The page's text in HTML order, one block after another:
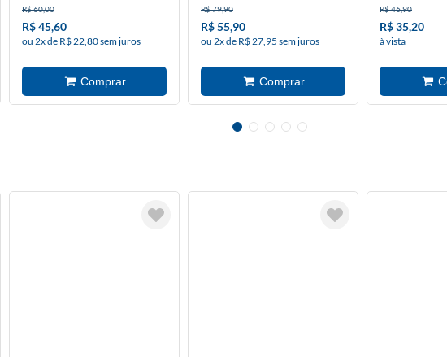
R$ 60,00
R$ 45,60
ou 2x de R$ 22,80 sem juros
R$ 79,90
R$ 55,90
ou 2x de R$ 27,95 sem juros
R$ 46,90
R$ 35,20
à vista